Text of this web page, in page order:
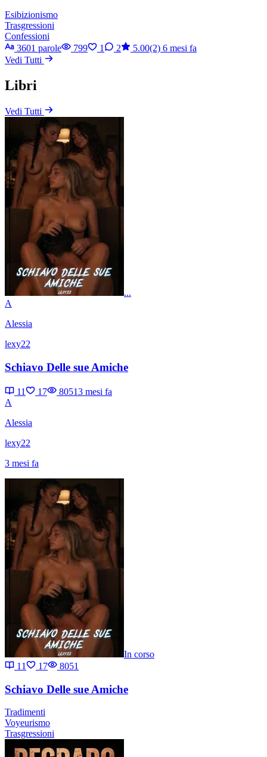
Esibizionismo
Trasgressioni
Confessioni
3601 parole
799 1 2 5.00(2) 6 mesi fa
Vedi Tutti
Libri
Vedi Tutti
...
A
Alessia
lexy22
Schiavo Delle sue Amiche
11 17 80513 mesi fa
A
Alessia
lexy22
3 mesi fa
In corso
11
17 8051
Schiavo Delle sue Amiche
Tradimenti
Voyeurismo
Trasgressioni